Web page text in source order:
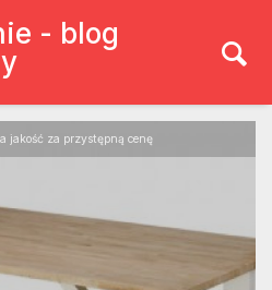
- blog
jakość za przystępną cenę